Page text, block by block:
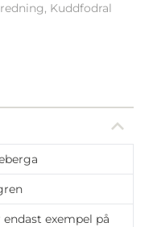
Kuddfodral
exempel på